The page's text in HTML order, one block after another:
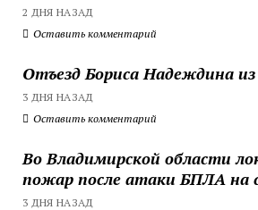
2 ДНЯ НАЗАД
Оставить комментарий
Отъезд Бориса Надеждина из
3 ДНЯ НАЗАД
Оставить комментарий
Во Владимирской области
пожар после атаки БПЛА на
3 ДНЯ НАЗАД